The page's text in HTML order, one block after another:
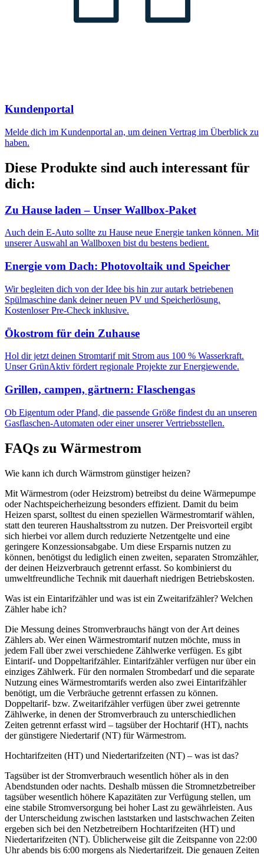
Kundenportal
Melde dich im Kundenportal an, um deinen Vertrag im Überblick zu
haben.
Diese Produkte sind auch interessant für
dich:
Zu Hause laden – Unser Wallbox-Paket
Auch dein E-Auto sollte zu Hause neue Energie tanken können. Mit
unserer Auswahl an Wallboxen bist du bestens bedient.
Energie vom Dach: Photovoltaik und Speicher
Wir begleiten dich von der Idee bis hin zur autark betriebenen
Spülmaschine dank deiner neuen PV und Speicherlösung.
Kostenloser Pre-Check inklusive.
Ökostrom für dein Zuhause
Hol dir jetzt deinen Stromtarif mit Strom aus 100 % Wasserkraft.
Unser GrünAktiv fördert regionale Projekte zur Energiewende.
Grillen, campen, gärtnern: Flaschengas
Ob Eigentum oder Pfand, die passende Größe findest du an unseren
Gasflaschen-Automaten oder einer unserer Vertriebsstellen.
FAQs zu Wärmestrom
Wie kann ich durch Wärmstrom günstiger heizen?
Mit Wärmestrom (oder Heizstrom) betreibst du deine Wärmepumpe
oder Nachtspeicherheizung besonders effizient. Damit du beim
Heizen sparst, solltest du einen speziellen Wärmestromtarif wählen,
statt den teureren Haushaltsstrom zu nutzen. Der Preisvorteil ergibt
sich hierbei vor allem durch reduzierte Netzentgelte und eine
geringere Konzessionsabgabe. Um diese Ersparnis nutzen zu
können, benötigst du lediglich einen zweiten, separaten Stromzähler,
der deinen Heizverbrauch getrennt erfasst. So kombinierst du
umweltfreundliche Technik mit dauerhaft niedrigen Betriebskosten.
Was ist ein Eintarifzähler und was ist ein Zweitarifzähler? Welchen
Zähler habe ich?
Die Messung deines Stromverbrauchs hängt von der Art deines
Zählers ab. Wer einen Wärmestromtarif nutzen möchte, muss in
jedem Fall über zwei verschiedene Zählwerke verfügen. Es gibt
Eintarif- und Doppeltarifzähler. Eintarifzähler verfügen nur über ein
einziges Zählwerk. Für den normalen Strombedarf und die separate
Nutzung eines Wärmestromtarifs werden also zwei Eintarifzähler
benötigt, um die Verbräuche getrennt erfassen zu können.
Doppeltarif- bzw. Zweitarifzähler verfügen über zwei getrennte
Zählwerke, in denen der Stromverbrauch zu unterschiedlichen
Zeiten getrennt erfasst wird – tagsüber der Hochtarif (HT), nachts
der günstigere Niedertarif (NT) für Wärmestrom.
Hochtarifzeiten (HT) und Niedertarifzeiten (NT) – was ist das?
Tagsüber ist der Stromverbrauch wesentlich höher als in den
Abendstunden oder nachts. Deshalb müssen die Stromnetzbetreiber
tagsüber wesentlich höhere Kapazitäten zur Verfügung stellen, um
eine stabile Stromversorgung bei hoher Last zu gewährleisten. Aus
der Unterscheidung zwischen laststarken und lastschwachen Zeiten
ergeben sich bei den Netzbetreibern Hochtarifzeiten (HT) und
Niedertarifzeiten (NT). Üblicherweise gilt die Zeitspanne von 22:00
Uhr abends bis 6:00 morgens als Niedertarifzeit. Die genauen Zeiten